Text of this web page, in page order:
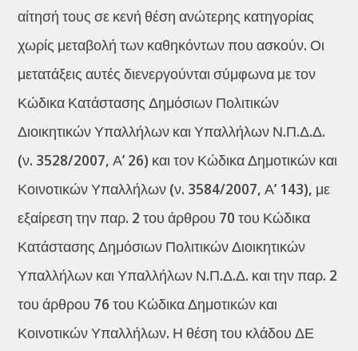
αίτησή τους σε κενή θέση ανώτερης κατηγορίας
χωρίς μεταβολή των καθηκόντων που ασκούν. Οι
μετατάξεις αυτές διενεργούνται σύμφωνα με τον
Κώδικα Κατάστασης Δημόσιων Πολιτικών
Διοικητικών Υπαλλήλων και Υπαλλήλων Ν.Π.Δ.Δ.
(ν. 3528/2007, Α’ 26) και τον Κώδικα Δημοτικών και
Κοινοτικών Υπαλλήλων (ν. 3584/2007, Α’ 143), με
εξαίρεση την παρ. 2 του άρθρου 70 του Κώδικα
Κατάστασης Δημόσιων Πολιτικών Διοικητικών
Υπαλλήλων και Υπαλλήλων Ν.Π.Δ.Δ. και την παρ. 2
του άρθρου 76 του Κώδικα Δημοτικών και
Κοινοτικών Υπαλλήλων. Η θέση του κλάδου ΔΕ